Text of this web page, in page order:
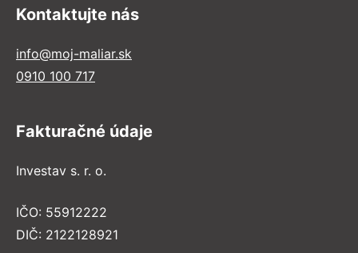
Kontaktujte nás
info@moj-maliar.sk
0910 100 717
Fakturačné údaje
Investav s. r. o.
IČO: 55912222
DIČ: 2122128921